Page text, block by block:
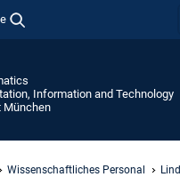
Information and Technology
München
Wissenschaftliches Personal